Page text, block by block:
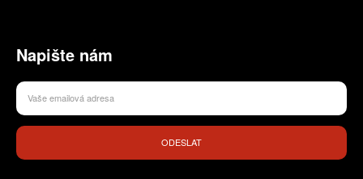
Napište nám
ODESLAT